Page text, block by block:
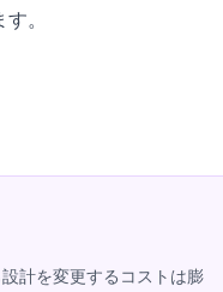
。
計を変更するコストは膨